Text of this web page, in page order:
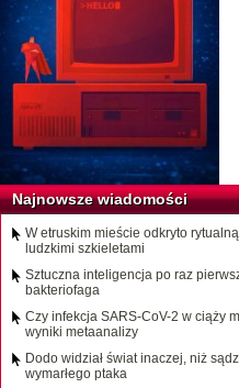
Najnowsze wiadomości
W etruskim mieście odkryto
ludzkimi szkieletami
Sztuczna inteligencja po raz
bakteriofaga
Czy infekcja SARS-CoV-2 w ciąży
wyniki metaanalizy
Dodo widział świat inaczej, niż
wymarłego ptaka